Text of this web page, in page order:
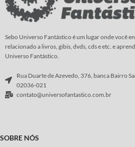
Sebo Universo Fantástico é um lugar onde você
relacionado a livros, gibis, dvds, cds e etc. e
Universo Fantástico.
Rua Duarte de Azevedo, 376, banca Bairro
02036-021
contato@universofantastico.com.br
SOBRE NÓS